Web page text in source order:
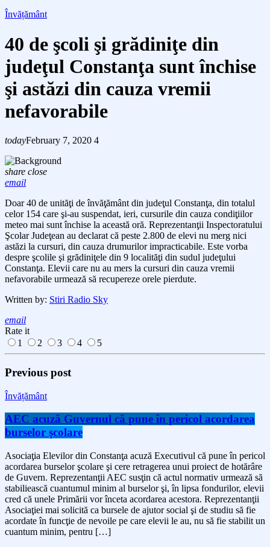
Învățământ
40 de şcoli şi grădiniţe din
judeţul Constanţa sunt închise
şi astăzi din cauza vremii
nefavorabile
todayFebruary 7, 2020 4
share close
email
Doar 40 de unităţi de învăţământ din judeţul Constanţa, din totalul
celor 154 care şi-au suspendat, ieri, cursurile din cauza condiţiilor
meteo mai sunt închise la această oră. Reprezentanţii Inspectoratului
Şcolar Judeţean au declarat că peste 2.800 de elevi nu merg nici
astăzi la cursuri, din cauza drumurilor impracticabile. Este vorba
despre şcolile şi grădiniţele din 9 localităţi din sudul judeţului
Constanţa. Elevii care nu au mers la cursuri din cauza vremii
nefavorabile urmează să recupereze orele pierdute.
Written by: Stiri Radio Sky
email
Rate it
1
2 3 4 5
Previous post
Învățământ
AEC acuză Guvernul că pune în pericol acordarea
burselor şcolare
Asociaţia Elevilor din Constanţa acuză Executivul că pune în pericol
acordarea burselor şcolare şi cere retragerea unui proiect de hotărâre
de Guvern. Reprezentanţii AEC susţin că actul normativ urmează să
stabiliească cuantumul minim al burselor şi, în lipsa fondurilor, elevii
cred că unele Primării vor înceta acordarea acestora. Reprezentanţii
Asociaţiei mai solicită ca bursele de ajutor social şi de studiu să fie
acordate în funcţie de nevoile pe care elevii le au, nu să fie stabilit un
cuantum minim, pentru […]